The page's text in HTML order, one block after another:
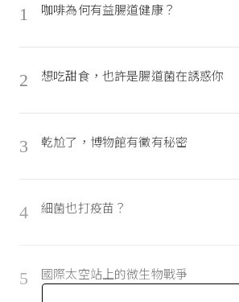
1 咖啡為何有益腸道健康？
2 想吃甜食，也許是腸道菌在誘惑你
3 乾尬了，博物館有黴有秘密
4 細菌也打疫苗？
5 國際太空站上的微生物戰爭